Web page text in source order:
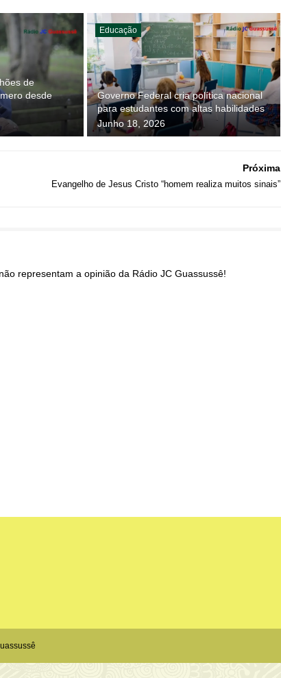
de
desde
Educação
Governo Federal cria política nacional
para estudantes com altas habilidades
Junho 18, 2026
Próxima
Evangelho de Jesus Cristo “homem realiza muitos sinais”
representam a opinião da Rádio JC Guassussê!